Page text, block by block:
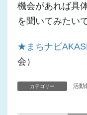
機会があれば具
を聞いてみたい
★まちナビ
会）
カテゴリー 活動